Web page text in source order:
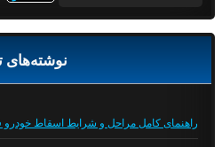
نوشته‌های
راهنمای کامل مراحل و شرایط اسقاط خودرو فرسوده (14